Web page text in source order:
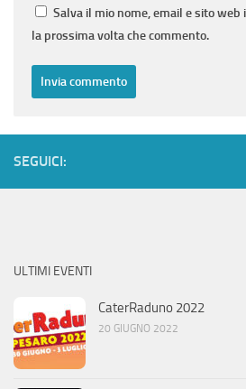
Salva il mio nome, email e sito
la prossima volta che commento.
SEGUICI:
ULTIMI EVENTI
CaterRaduno 2022
20 GIUGNO 2022